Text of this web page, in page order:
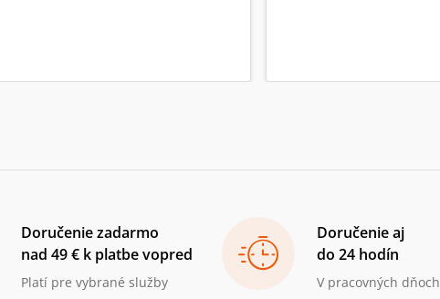
Doručenie zadarmo
nad 49 € k platbe vopred
Platí pre vybrané služby
Doručenie aj
do 24 hodín
V pracovných dňoch